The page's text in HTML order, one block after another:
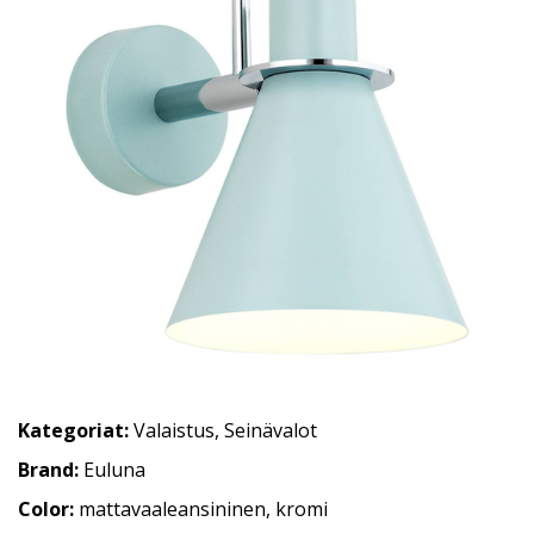
Kategoriat:Valaistus, Seinävalot
Brand: Euluna
Color: mattavaaleansininen, kromi